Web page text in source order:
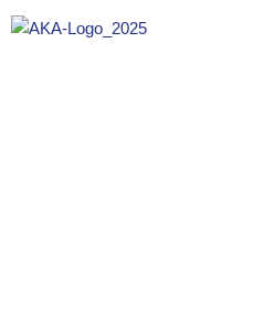
Zum
Inhalt